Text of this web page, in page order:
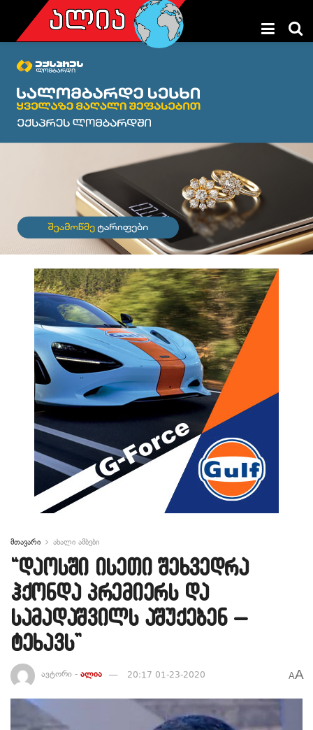
მთავარი ახალი ამბები
“დაოსში ისეთი შეხვედრა
ჰქონდა პრემიერს და
სამადაშვილს აშუქებენ –
ტეხავს”
ავტორი - ალია 20:17 01-23-2020 AA